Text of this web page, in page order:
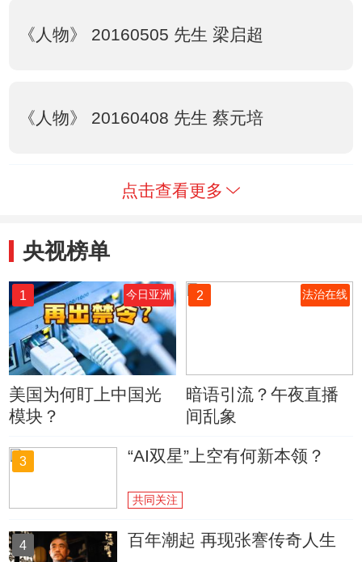
《人物》 20160505 先生 梁启超
《人物》 20160408 先生 蔡元培
点击查看更多
央视榜单
1 今日亚洲
美国为何盯上中国光
模块？
2 法治在线
暗语引流？午夜直播
间乱象
3 “AI双星”上空有何新本领？
共同关注
4 百年潮起 再现张謇传奇人生